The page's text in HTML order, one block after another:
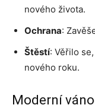
nového života.
Ochrana:
Štěstí: Věřilo
nového roku.
Moderní